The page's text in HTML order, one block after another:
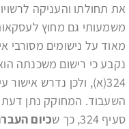
את תחולתו והעניקה
משמעותי גם מחוץ
מאוד על נישומים מסורבי
נקבע כי רישום משכנתה
324(א), ולכן נדרש
השעבוד. המחוקק נתן
סעיף 324, כך ש
כיום